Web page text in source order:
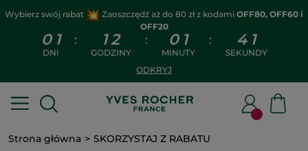
Wybierz swój rabat Zaoszczędź aż do 80 zł z kodami OFF80, OFF60 i
OFF20
0 1
DNI
: 1 2
GODZINY
: 0 1
MINUTY
: 4 1
SEKUNDY
ODKRYJ
Strona główna SKORZYSTAJ Z RABATU